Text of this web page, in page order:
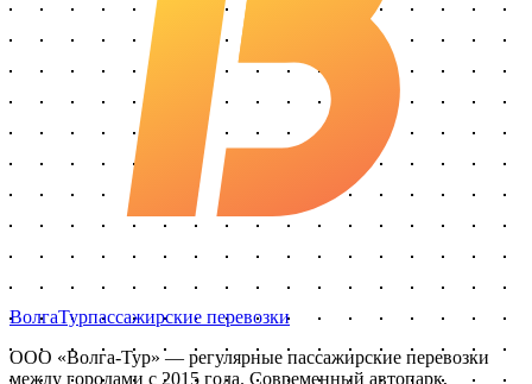
ВолгаТурпассажирские перевозки
ООО «Волга-Тур» — регулярные пассажирские перевозки
между городами с 2015 года. Современный автопарк,